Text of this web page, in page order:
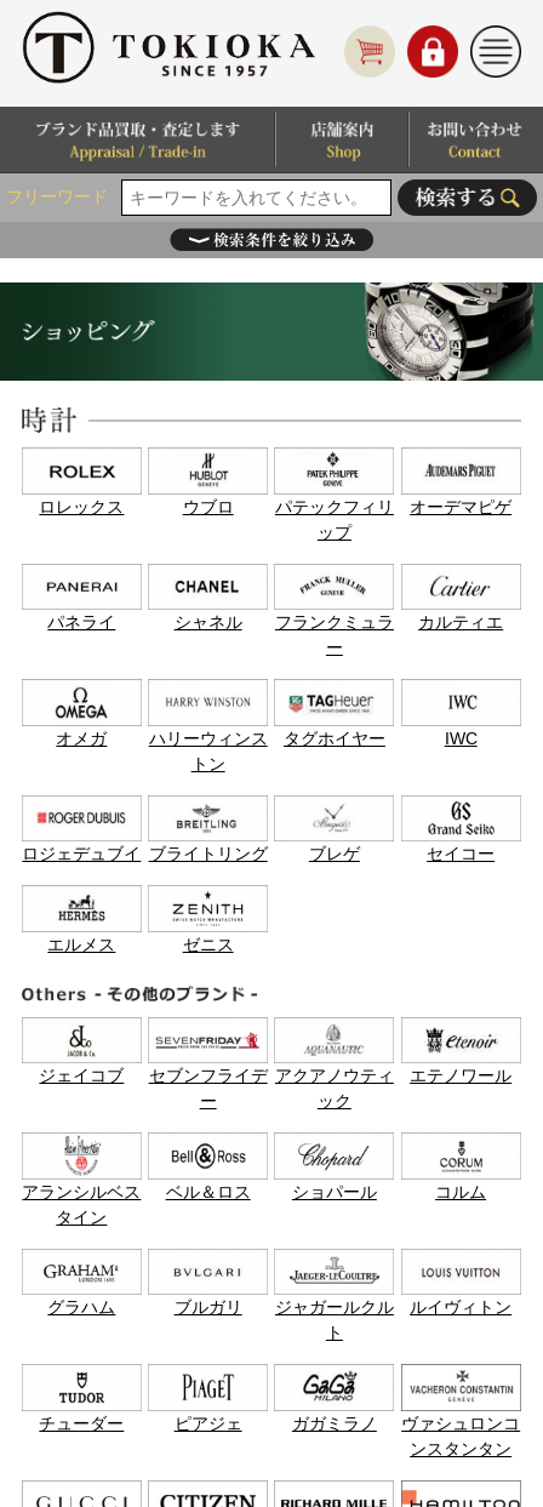
フリーワード
ロレックス ウブロ
パテックフィリ
ップ
オーデマピゲ
パネライ シャネル
フランクミュラ
ー
カルティエ
オメガ
ハリーウィンス
トン
タグホイヤー IWC
ロジェデュブイ ブライトリング ブレゲ セイコー
エルメス ゼニス
ジェイコブ
セブンフライデ
ー
アクアノウティ
ック
エテノワール
アランシルベス
タイン
ベル＆ロス ショパール コルム
グラハム ブルガリ
ジャガールクル
ト
ルイヴィトン
チューダー ピアジェ ガガミラノ
ヴァシュロンコ
ンスタンタン